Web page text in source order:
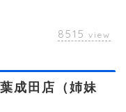
8515 view
成田店（姉妹